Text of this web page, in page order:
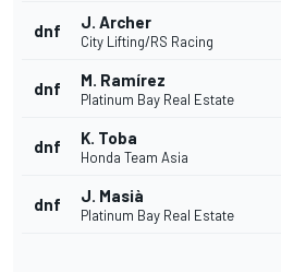
dnf J. Archer
City Lifting/RS Racing
dnf M. Ramírez
Platinum Bay Real Estate
dnf K. Toba
Honda Team Asia
dnf J. Masià
Platinum Bay Real Estate